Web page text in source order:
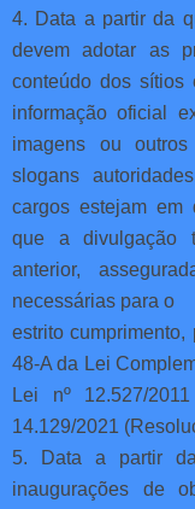
4. Data a partir da
devem adotar as
conteúdo dos sítios
informação oficial
imagens ou
slogans
cargos estejam em
que a divulgação
anterior,
necessárias para o
estrito
48-A da Lei
Lei nº 12.527/
14.129/2021
5. Data a partir
inaugurações de